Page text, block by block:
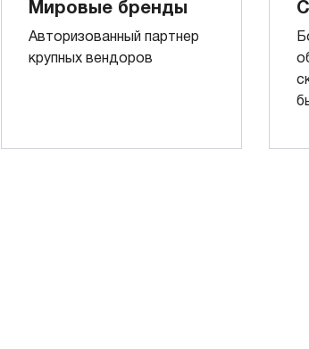
Мировые бренды
Авторизованный партнер
крупных вендоров